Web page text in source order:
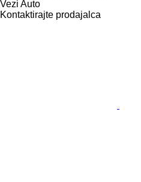
Vezi Auto
Kontaktirajte prodajalca